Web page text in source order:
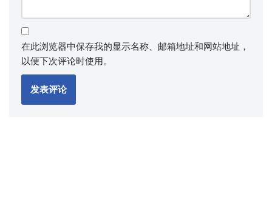
在此浏览器中保存我的显示名称、邮箱地址和网站地址，
以便下次评论时使用。